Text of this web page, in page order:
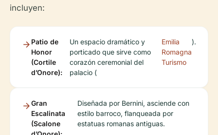
incluyen:
Patio de
Honor
(Cortile
d’Onore):
Un espacio dramático y
porticado que sirve como
corazón ceremonial del
palacio (
Emilia
Romagna
Turismo
).
Gran
Escalinata
(Scalone
Diseñada por Bernini, asciende con
estilo barroco, flanqueada por
estatuas romanas antiguas.